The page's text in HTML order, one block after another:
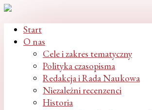
Start
O nas
Cele i zakres tematyczny
Polityka czasopisma
Redakcja i Rada Naukowa
Niezależni recenzenci
Historia